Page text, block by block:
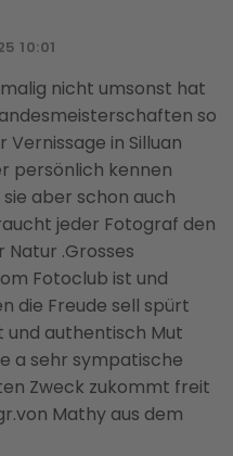
10:01
nicht umsonst hat
so
in Silluan
persönlich kennen
aber schon auch
jeder Fotograf den
Natur .Grosses
Fotoclub ist und
die Freude sell spürt
authentisch Mut
a sehr sympatische
Zweck zukommt freit
Mathy aus dem